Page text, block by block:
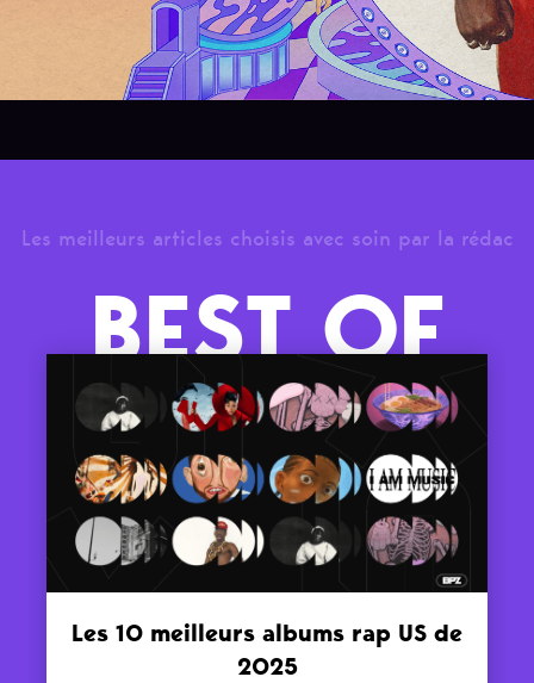
Les meilleurs articles choisis avec soin par la rédac
BEST OF
Les 10 meilleurs albums rap US de
2025